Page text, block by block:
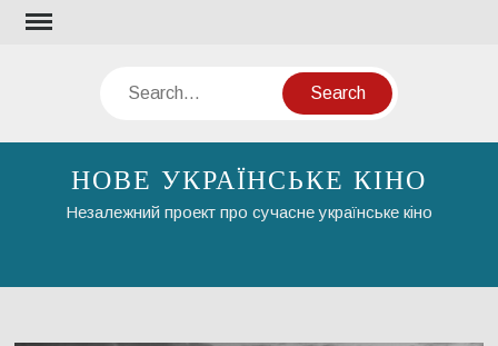
Skip
Search
НОВЕ УКРАЇНСЬКЕ КІНО
Незалежний проект про сучасне українське кіно